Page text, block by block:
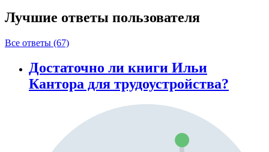
Лучшие ответы пользователя
Все ответы (67)
Достаточно ли книги Ильи
Кантора для трудоустройства?